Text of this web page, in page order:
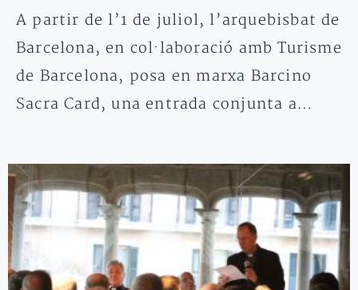
A partir de l’1 de juliol, l’arquebisbat de
Barcelona, en col·laboració amb Turisme
de Barcelona, posa en marxa Barcino
Sacra Card, una entrada conjunta a…